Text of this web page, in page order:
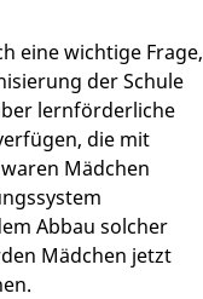
eine wichtige Frage,
der Schule
lernförderliche
die mit
Mädchen
Abbau solcher
Mädchen jetzt